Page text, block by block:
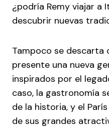
¿podría Remy viajar a
descubrir nuevas
Tampoco se descarta
presente una nueva
inspirados por el
caso, la gastronomía
de la historia, y el
de sus grandes